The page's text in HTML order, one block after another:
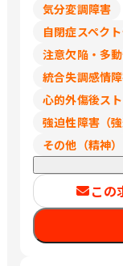
ビル4
四
階 和歌山 和歌山市
命
気分変調障害
注意欠陥・多
統合失調感情
心的外傷後ス
強迫性障害（強
その他（精神）
この